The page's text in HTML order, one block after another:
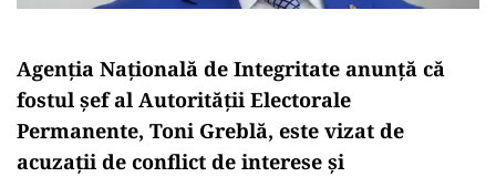
Agenția Națională de Integritate anunță că
fostul șef al Autorității Electorale
Permanente, Toni Greblă, este vizat de
acuzații de conflict de interese și